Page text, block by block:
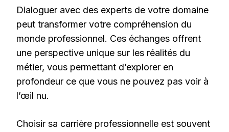
Dialoguer avec des experts de votre domaine
peut transformer votre compréhension du
monde professionnel. Ces échanges offrent
une perspective unique sur les réalités du
métier, vous permettant d’explorer en
profondeur ce que vous ne pouvez pas voir à
l’œil nu.
Choisir sa carrière professionnelle est souvent